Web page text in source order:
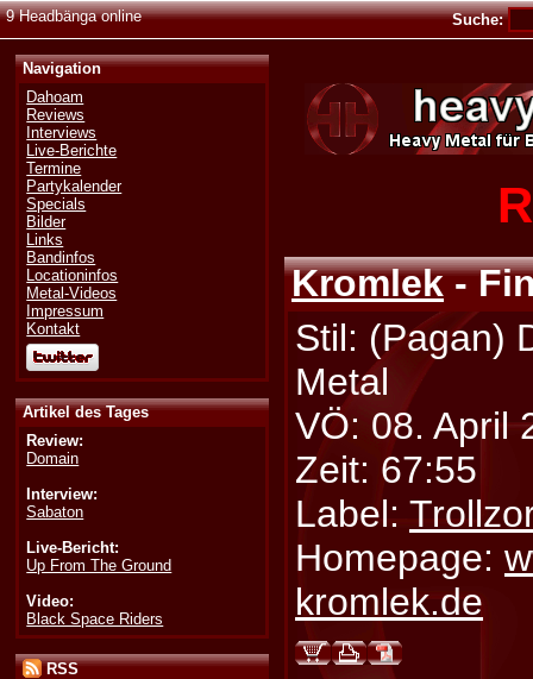
9 Headbänga online Suche:
Navigation
Dahoam
Reviews
Interviews
Live-Berichte
Termine
Partykalender
Specials
Bilder
Links
Bandinfos
Locationinfos
Metal-Videos
Impressum
Kontakt
Artikel des Tages
Review:
Domain
Interview:
Sabaton
Live-Bericht:
Up From The Ground
Video:
Black Space Riders
RSS
Kromlek-
Stil: (Pagan)
Metal
VÖ: 08. April
Zeit: 67:55
Label:
Homepage:
kromlek.de